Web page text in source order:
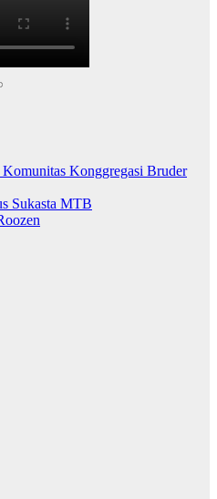
Konggregasi Bruder
Sukasta MTB